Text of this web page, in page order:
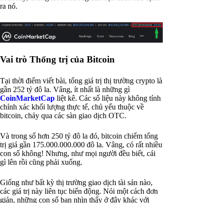
ra nó.
Vai trò Thống trị của Bitcoin
Tại thời điểm viết bài, tổng giá trị thị trường crypto là
gần 252 tỷ đô la. Vâng, ít nhất là những gì
CoinMarketCap liệt kê. Các số liệu này không tính
chính xác khối lượng thực tế, chủ yếu thuộc về
bitcoin, chảy qua các sàn giao dịch OTC.
Và trong số hơn 250 tỷ đô la đó, bitcoin chiếm tổng
trị giá gần 175.000.000.000 đô la. Vâng, có rất nhiều
con số không! Nhưng, như mọi người đều biết, cái
gì lên rồi cũng phải xuống.
Giống như bất kỳ thị trường giao dịch tài sản nào,
các giá trị này liên tục biến động. Nói một cách đơn
giản, những con số bạn nhìn thấy ở đây khác với